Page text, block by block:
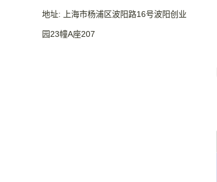
地址: 上海市杨浦区波阳路16号波阳创业
园23幢A座207